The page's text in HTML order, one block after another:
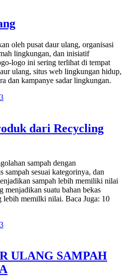
oleh pusat daur ulang, organisasi
lingkungan, dan inisiatif
logo ini sering terlihat di tempat
ulang, situs web lingkungan hidup,
dan kampanye sadar lingkungan.
dari Recycling
sampah dengan
sesuai kategorinya, dan
sampah lebih memiliki nilai
menjadikan suatu bahan bekas
lebih memilki nilai. Baca Juga: 10
ULANG SAMPAH